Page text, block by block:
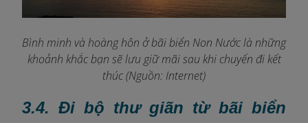
Bình minh và hoàng hôn ở bãi biển Non Nước là những
khoảnh khắc bạn sẽ lưu giữ mãi sau khi chuyến đi kết
thúc (Nguồn: Internet)
3.4. Đi bộ thư giãn từ bãi biển